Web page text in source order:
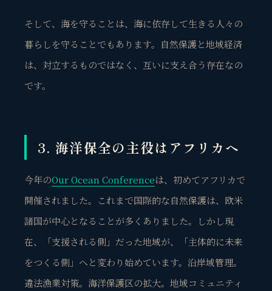
そして、海を守ることは、海に依存して生きる人々の
暮らしを守ることでもあります。自然保護と地域経済
は、対立するものではなく、互いに支え合う存在なの
です。
3. 海洋保全の主役はアフリカへ
今年のOur Ocean Conferenceは、初めてアフリカで
開催されました。これまで国際的な自然保護は、欧米
諸国が中心となることが多くありました。しかし現
在、「支援される側」だった地域が、「主体的に未来
をつくる側」へと変わり始めています。沿岸域管理。
違法漁業対策。海洋保護区の拡大。地域コミュニティ